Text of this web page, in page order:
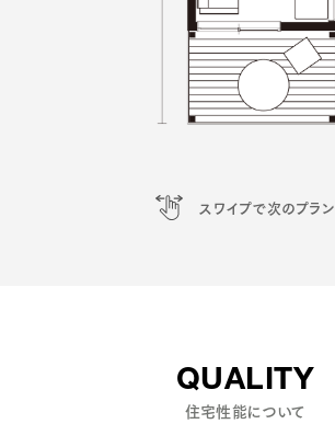
スワイプで次のプラン
QUALITY
住宅性能について